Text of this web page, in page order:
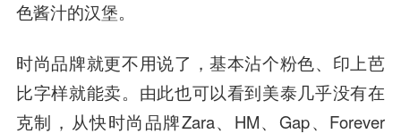
色酱汁的汉堡。
时尚品牌就更不用说了，基本沾个粉色、印上芭
比字样就能卖。由此也可以看到美泰几乎没有在
克制，从快时尚品牌Zara、HM、Gap、Forever